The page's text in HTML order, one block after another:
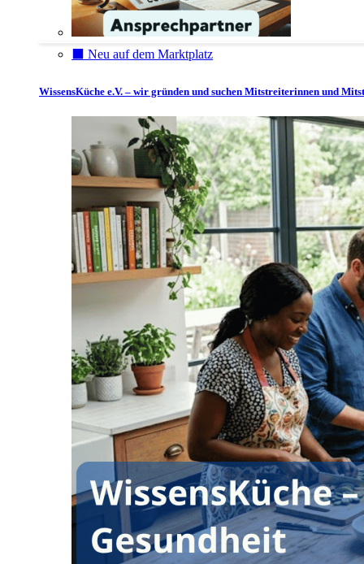
⬛️ Neu auf dem Marktplatz
WissensKüche e.V. – wir gründen und suchen Mitstreiterinnen und